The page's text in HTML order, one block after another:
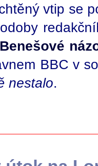
vtip se
BBC v
nestalo.